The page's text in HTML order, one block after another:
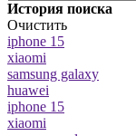
История поиска
Очистить
iphone 15
xiaomi
samsung galaxy
huawei
iphone 15
xiaomi